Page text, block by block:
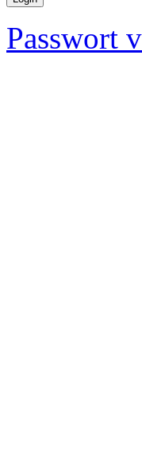
Passwort